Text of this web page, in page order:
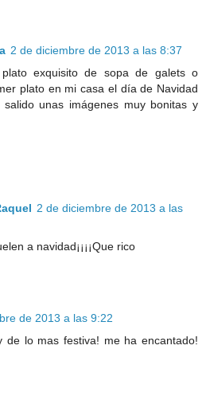
2 de diciembre de 2013 a las 8:37
exquisito de sopa de galets o
plato en mi casa el día de Navidad
unas imágenes muy bonitas y
2 de diciembre de 2013 a las
a navidad¡¡¡¡Que rico
de 2013 a las 9:22
de lo mas festiva! me ha encantado!